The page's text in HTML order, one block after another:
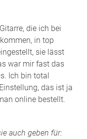
die ich bei
in top
sie lässt
war mir fast das
Ich bin total
das ist ja
online bestellt.
auch geben für: